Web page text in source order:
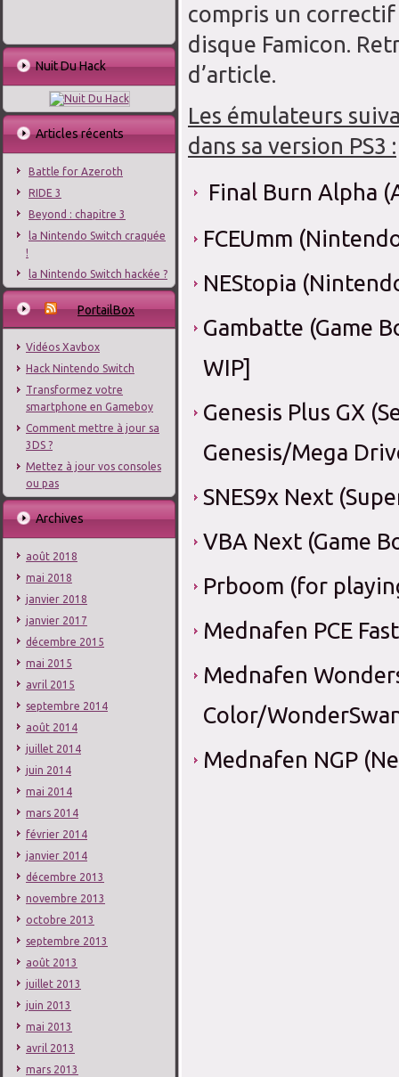
Nuit Du Hack
Articles récents
Battle for Azeroth
RIDE 3
Beyond : chapitre 3
la Nintendo Switch craquée
!
la Nintendo Switch hackée ?
PortailBox
Vidéos Xavbox
Hack Nintendo Switch
Transformez votre
smartphone en Gameboy
Comment mettre à jour sa
3DS ?
Mettez à jour vos consoles
ou pas
Archives
août 2018
mai 2018
janvier 2018
janvier 2017
décembre 2015
mai 2015
avril 2015
septembre 2014
août 2014
juillet 2014
juin 2014
mai 2014
mars 2014
février 2014
janvier 2014
décembre 2013
novembre 2013
octobre 2013
septembre 2013
août 2013
juillet 2013
juin 2013
mai 2013
avril 2013
mars 2013
compris un correctif
disque Famicon.
d’article.
Les émulateurs
dans sa version PS3 :
Final Burn Alpha
FCEUmm
NEStopia
Gambatte (Game
WIP]
Genesis Plus GX
Genesis/Mega
SNES9x Next
VBA Next (Game
Prboom (for
Mednafen PCE
Mednafen
Color/
Mednafen NGP